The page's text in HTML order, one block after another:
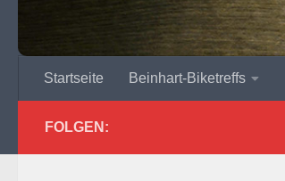
Startseite Beinhart-Biketreffs
FOLGEN: